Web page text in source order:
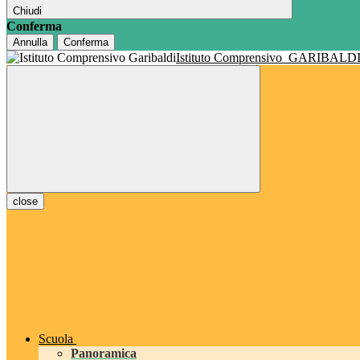
Chiudi
Conferma
Annulla Conferma
Istituto Comprensivo GARIBALDI
close
Scuola
Panoramica